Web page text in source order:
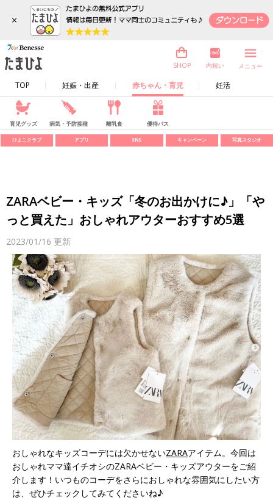
×
TOP 妊娠・出産 赤ちゃん・育児 妊活
SHOP 内祝い メニュー
育児グッズ 病気・予防接種 離乳食 優待パス
ひよこクラブ アプリ SNS キャンペーン 写真スタジオ
ZARAベビー・キッズ「冬のお出かけに♪」「や
っと買えた」おしゃれアウターおすすめ5選
2023/01/16 更新
おしゃれなキッズコーデには欠かせないZARAアイテム。今回は
おしゃれママ達イチオシのZARAベビー・キッズアウターをご紹
介します！いつものコーデをさらにおしゃれな雰囲気にしたい方
は、ぜひチェックしてみてくださいね♪